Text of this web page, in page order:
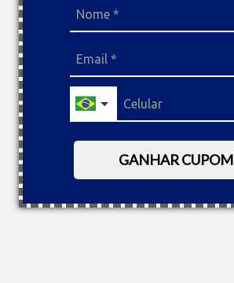
GANHAR CUPOM